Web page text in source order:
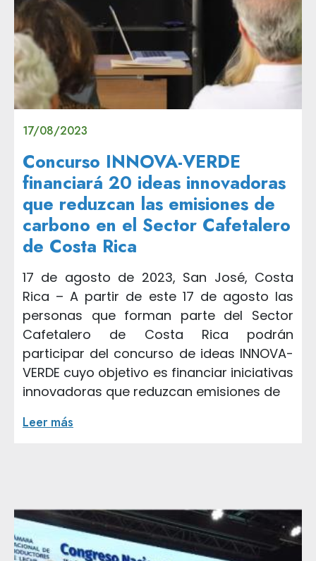
17/08/2023
Concurso INNOVA-VERDE
financiará 20 ideas innovadoras
que reduzcan las emisiones de
carbono en el Sector Cafetalero
de Costa Rica
17 de agosto de 2023, San José, Costa
Rica – A partir de este 17 de agosto las
personas que forman parte del Sector
Cafetalero de Costa Rica podrán
participar del concurso de ideas INNOVA-
VERDE cuyo objetivo es financiar iniciativas
innovadoras que reduzcan emisiones de
Leer más